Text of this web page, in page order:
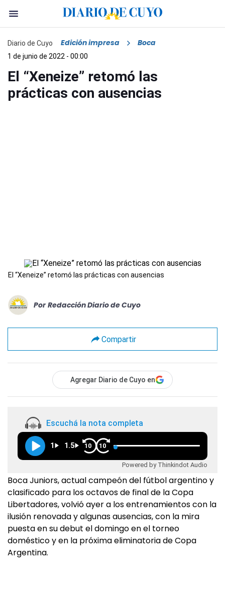
Diario de Cuyo Edición impresa Boca
1 de junio de 2022 - 00:00
El “Xeneize” retomó las
prácticas con ausencias
El “Xeneize” retomó las prácticas con ausencias
Por Redacción Diario de Cuyo
Compartir
Agregar Diario de Cuyo en
Escuchá la nota completa
1 1.5 10 10
Powered by Thinkindot Audio
Boca Juniors, actual campeón del fútbol argentino y
clasificado para los octavos de final de la Copa
Libertadores, volvió ayer a los entrenamientos con la
ilusión renovada y algunas ausencias, con la mira
puesta en su debut el domingo en el torneo
doméstico y en la próxima eliminatoria de Copa
Argentina.